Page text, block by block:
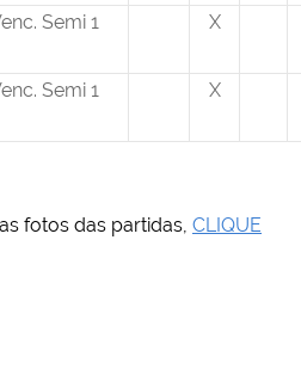
Semi 1 X
Semi 1 X
fotos das partidas, CLIQUE